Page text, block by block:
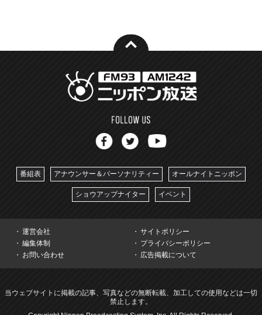
番組表 アナウンサー＆パーソナリティー オールナイトニッポン
ショウアップナイター イベント
運営会社
サイトポリシー
編集体制
プライバシーポリシー
お問い合わせ
広告掲載について
当ウェブサイトに掲載の記事、写真などの無断転載、加工しての使用などは一切
禁止します。